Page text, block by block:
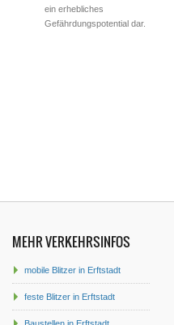
ein erhebliches
Gefährdungspotential dar.
MEHR VERKEHRSINFOS
mobile Blitzer in Erftstadt
feste Blitzer in Erftstadt